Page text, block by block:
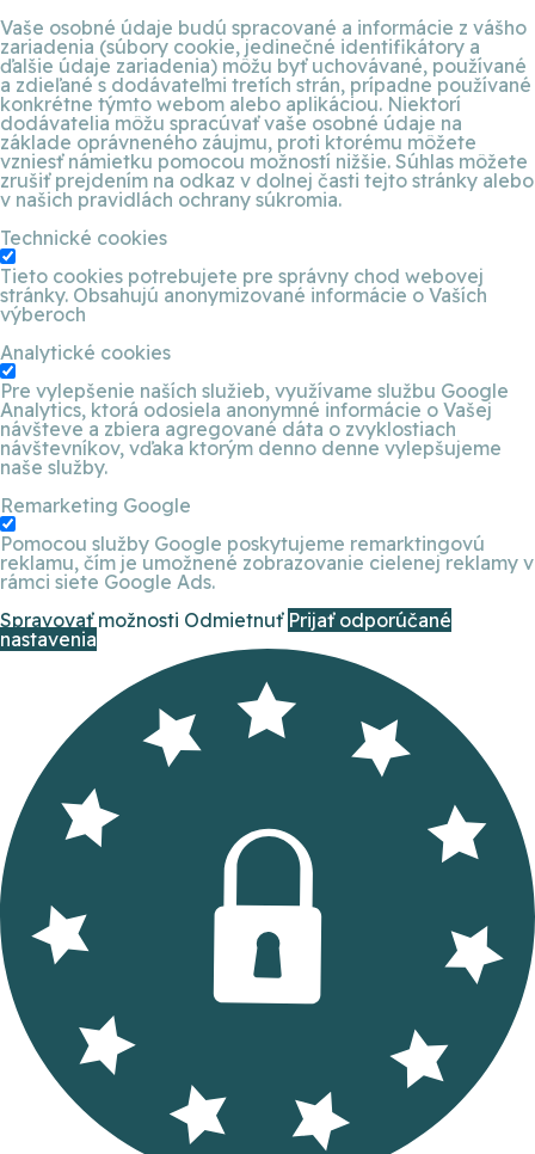
Vaše osobné údaje budú spracované a informácie z vášho
zariadenia (súbory cookie, jedinečné identifikátory a
ďalšie údaje zariadenia) môžu byť uchovávané, používané
a zdieľané s dodávateľmi tretích strán, prípadne používané
konkrétne týmto webom alebo aplikáciou. Niektorí
dodávatelia môžu spracúvať vaše osobné údaje na
základe oprávneného záujmu, proti ktorému môžete
vzniesť námietku pomocou možností nižšie. Súhlas môžete
zrušiť prejdením na odkaz v dolnej časti tejto stránky alebo
v našich pravidlách ochrany súkromia.
Technické cookies
Tieto cookies potrebujete pre správny chod webovej
stránky. Obsahujú anonymizované informácie o Vaších
výberoch
Analytické cookies
Pre vylepšenie naších služieb, využívame službu Google
Analytics, ktorá odosiela anonymné informácie o Vašej
návšteve a zbiera agregované dáta o zvyklostiach
návštevníkov, vďaka ktorým denno denne vylepšujeme
naše služby.
Remarketing Google
Pomocou služby Google poskytujeme remarktingovú
reklamu, čím je umožnené zobrazovanie cielenej reklamy v
rámci siete Google Ads.
Spravovať možnosti Odmietnuť Prijať odporúčané
nastavenia